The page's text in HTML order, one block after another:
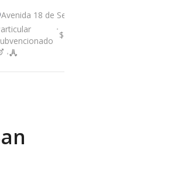
Avenida 18 de Septie
mbre 695, Paine
$1.000-$25.000